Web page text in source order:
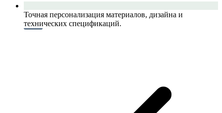
Точная персонализация материалов, дизайна и
технических спецификаций.